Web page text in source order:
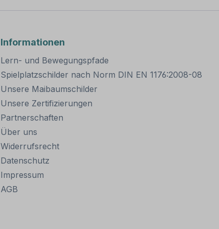
Informationen
Lern- und Bewegungspfade
Spielplatzschilder nach Norm DIN EN 1176:2008-08
Unsere Maibaumschilder
Unsere Zertifizierungen
Partnerschaften
Über uns
Widerrufsrecht
Datenschutz
Impressum
AGB